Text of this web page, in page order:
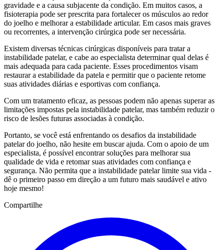
gravidade e a causa subjacente da condição. Em muitos casos, a
fisioterapia pode ser prescrita para fortalecer os músculos ao redor
do joelho e melhorar a estabilidade articular. Em casos mais graves
ou recorrentes, a intervenção cirúrgica pode ser necessária.
Existem diversas técnicas cirúrgicas disponíveis para tratar a
instabilidade patelar, e cabe ao especialista determinar qual delas é
mais adequada para cada paciente. Esses procedimentos visam
restaurar a estabilidade da patela e permitir que o paciente retome
suas atividades diárias e esportivas com confiança.
Com um tratamento eficaz, as pessoas podem não apenas superar as
limitações impostas pela instabilidade patelar, mas também reduzir o
risco de lesões futuras associadas à condição.
Portanto, se você está enfrentando os desafios da instabilidade
patelar do joelho, não hesite em buscar ajuda. Com o apoio de um
especialista, é possível encontrar soluções para melhorar sua
qualidade de vida e retomar suas atividades com confiança e
segurança. Não permita que a instabilidade patelar limite sua vida -
dê o primeiro passo em direção a um futuro mais saudável e ativo
hoje mesmo!
Compartilhe